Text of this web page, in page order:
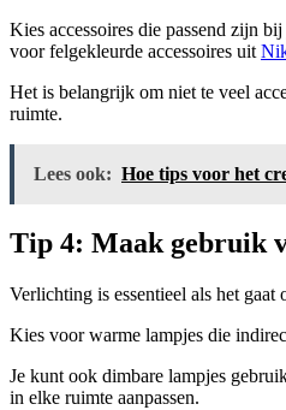
Kies accessoires die passend zijn
voor felgekleurde accessoires uit
Het is belangrijk om niet te veel
ruimte.
Lees ook: Hoe tips voor het
Tip 4: Maak gebruik
Verlichting is essentieel als het gaat
Kies voor warme lampjes die
Je kunt ook dimbare lampjes
in elke ruimte aanpassen.